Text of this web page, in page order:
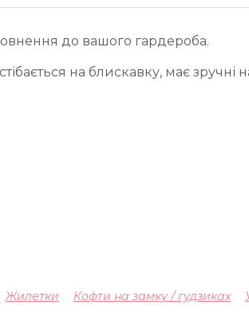
до вашого гардероба.
на блискавку, має зручні
Жилетки Кофти на замку / гудзиках